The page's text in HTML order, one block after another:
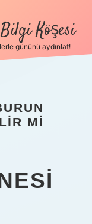
Köşesi
gününü aydınlat!
MI